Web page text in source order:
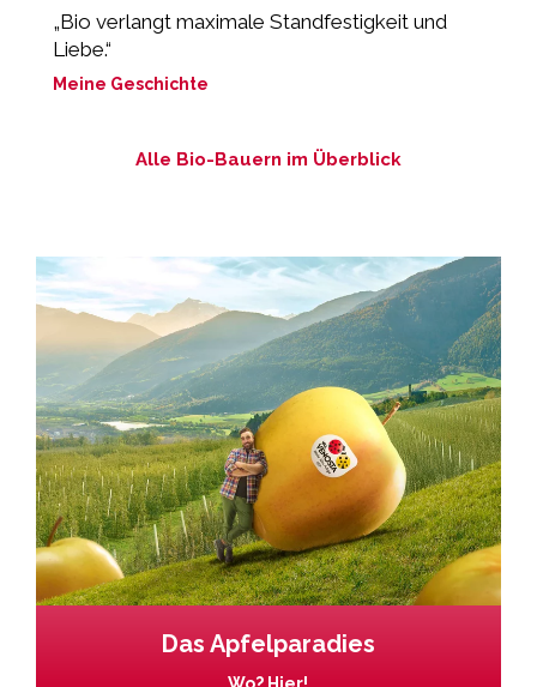
„Bio verlangt maximale Standfestigkeit und
Liebe.“
Meine Geschichte
Alle Bio-Bauern im Überblick
Das Apfelparadies
Wo? Hier!